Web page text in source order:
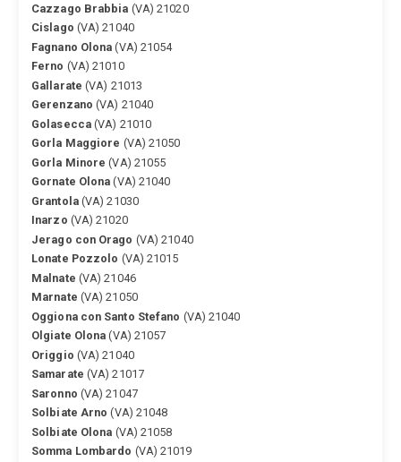
Cazzago Brabbia (VA) 21020
Cislago (VA) 21040
Fagnano Olona (VA) 21054
Ferno (VA) 21010
Gallarate (VA) 21013
Gerenzano (VA) 21040
Golasecca(VA) 21010
Gorla Maggiore (VA) 21050
Gorla Minore (VA) 21055
Gornate Olona (VA) 21040
Grantola(VA) 21030
Inarzo (VA) 21020
Jerago con Orago (VA) 21040
Lonate Pozzolo (VA) 21015
Malnate (VA) 21046
Marnate (VA) 21050
Oggiona con Santo Stefano (VA) 21040
Olgiate Olona (VA) 21057
Origgio (VA) 21040
Samarate (VA) 21017
Saronno (VA) 21047
Solbiate Arno (VA) 21048
Solbiate Olona (VA) 21058
Somma Lombardo (VA) 21019